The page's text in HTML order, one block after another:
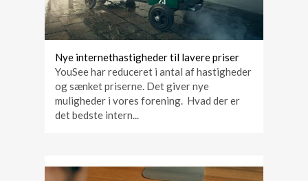
Nye internethastigheder til lavere priser
YouSee har reduceret i antal af hastigheder
og sænket priserne. Det giver nye
muligheder i vores forening. Hvad der er
det bedste intern...